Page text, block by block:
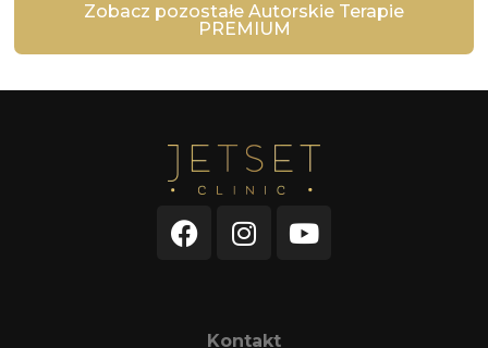
Zobacz pozostałe Autorskie Terapie
PREMIUM
Kontakt